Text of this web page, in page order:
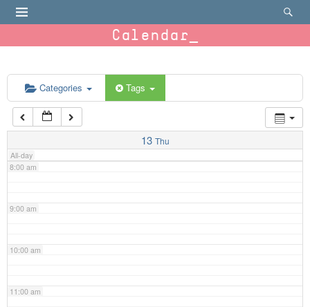
Calendar
Categories Tags
13 Thu
All-day
6:00 am
7:00 am
8:00 am
9:00 am
10:00 am
11:00 am